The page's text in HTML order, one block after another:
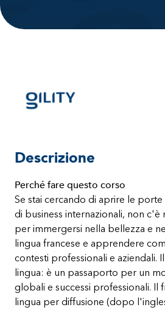
Descrizione
Perché fare questo corso
Se stai cercando di aprire le
di business internazionali, non
per immergersi nella bellezza e
lingua francese e apprendere
contesti professionali e aziendali.
lingua: è un passaporto per un
globali e successi professionali. Il
lingua per diffusione (dopo